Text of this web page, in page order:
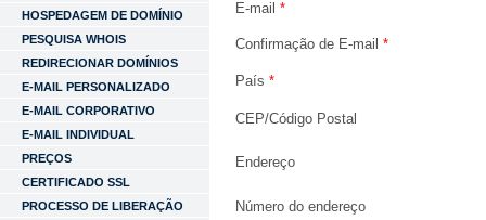
HOSPEDAGEM DE DOMÍNIO
PESQUISA WHOIS
REDIRECIONAR DOMÍNIOS
E-MAIL PERSONALIZADO
E-MAIL CORPORATIVO
E-MAIL INDIVIDUAL
PREÇOS
CERTIFICADO SSL
PROCESSO DE LIBERAÇÃO
E-mail *
Confirmação de E-mail *
País *
CEP/Código Postal
Endereço
Número do endereço